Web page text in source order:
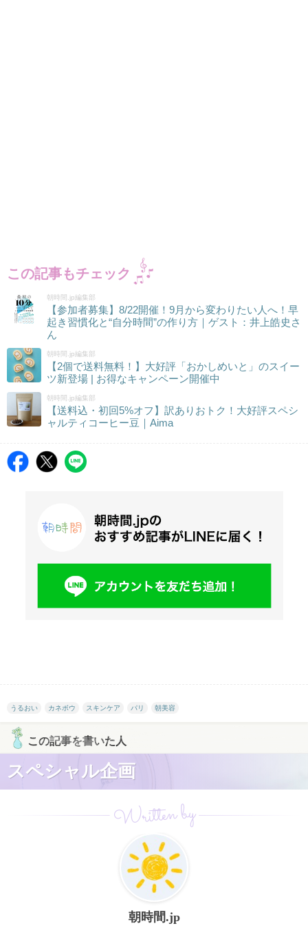
この記事もチェック
朝時間.jp編集部
【参加者募集】8/22開催！9月から変わりたい人へ！早
起き習慣化と“自分時間”の作り方｜ゲスト：井上皓史さ
ん
朝時間.jp編集部
【2個で送料無料！】大好評「おかしめいと」のスイー
ツ新登場 | お得なキャンペーン開催中
朝時間.jp編集部
【送料込・初回5%オフ】訳ありおトク！大好評スペシ
ャルティコーヒー豆｜Aima
うるおい カネボウ スキンケア パリ 朝美容
この記事を書いた人
スペシャル企画
Written by
朝時間.jp